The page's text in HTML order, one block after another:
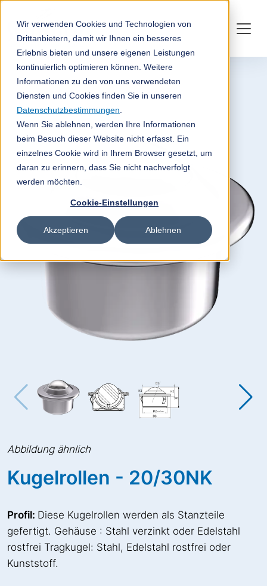
Wir verwenden Cookies und Technologien von
Drittanbietern, damit wir Ihnen ein besseres
Erlebnis bieten und unsere eigenen Leistungen
kontinuierlich optimieren können. Weitere
Informationen zu den von uns verwendeten
Diensten und Cookies finden Sie in unseren
Datenschutzbestimmungen
Wenn Sie ablehnen, werden Ihre Informationen
beim Besuch dieser Website nicht erfasst. Ein
einzelnes Cookie wird in Ihrem Browser gesetzt, um
daran zu erinnern, dass Sie nicht nachverfolgt
werden möchten.
Cookie-Einstellungen
Akzeptieren Ablehnen
Abbildung ähnlich
Kugelrollen - 20/30NK
Profil: Diese Kugelrollen werden als Stanzteile
gefertigt. Gehäuse : Stahl verzinkt oder Edelstahl
rostfrei Tragkugel: Stahl, Edelstahl rostfrei oder
Kunststoff.